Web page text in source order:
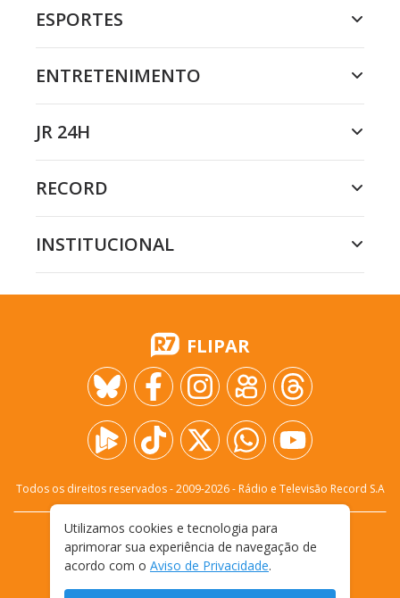
ESPORTES
ENTRETENIMENTO
JR 24H
RECORD
INSTITUCIONAL
FLIPAR
Todos os direitos reservados - 2009-2026- Rádio e Televisão Record S.A
FALE CONOSCO
PRIVACIDADE
TERMOS E CONDIÇÕES DE USO
Utilizamos cookies e tecnologia para
aprimorar sua experiência de navegação de
acordo com o Aviso de Privacidade.